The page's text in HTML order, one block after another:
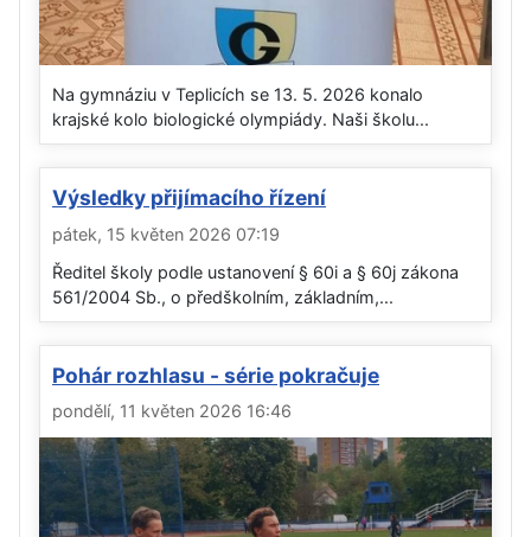
Na gymnáziu v Teplicích se 13. 5. 2026 konalo
krajské kolo biologické olympiády. Naši školu...
Výsledky přijímacího řízení
pátek, 15 květen 2026 07:19
Ředitel školy podle ustanovení § 60i a § 60j zákona
561/2004 Sb., o předškolním, základním,...
Pohár rozhlasu - série pokračuje
pondělí, 11 květen 2026 16:46